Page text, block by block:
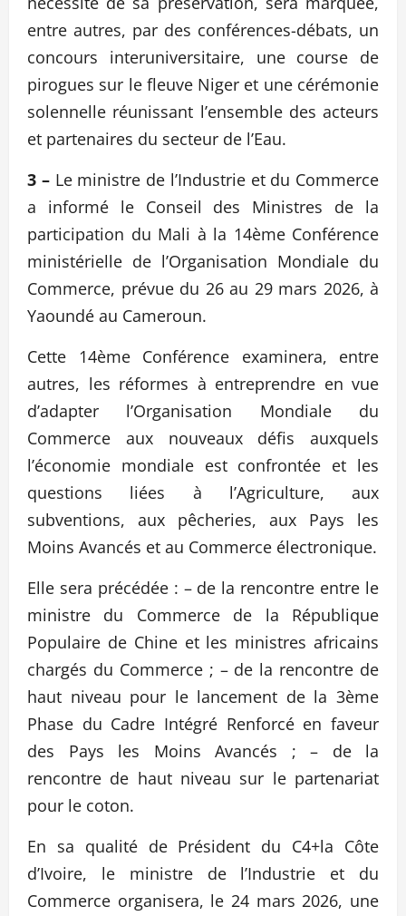
entre autres, par des conférences-débats, un
concours interuniversitaire, une course de
pirogues sur le fleuve Niger et une cérémonie
solennelle réunissant l’ensemble des acteurs
et partenaires du secteur de l’Eau.
3 –Le ministre de l’Industrie et du Commerce
a informé le Conseil des Ministres de la
participation du Mali à la 14ème Conférence
ministérielle de l’Organisation Mondiale du
Commerce, prévue du 26 au 29 mars 2026, à
Yaoundé au Cameroun.
Cette 14ème Conférence examinera, entre
autres, les réformes à entreprendre en vue
d’adapter l’Organisation Mondiale du
Commerce aux nouveaux défis auxquels
l’économie mondiale est confrontée et les
questions liées à l’Agriculture, aux
subventions, aux pêcheries, aux Pays les
Moins Avancés et au Commerce électronique.
Elle sera précédée : – de la rencontre entre le
ministre du Commerce de la République
Populaire de Chine et les ministres africains
chargés du Commerce ; – de la rencontre de
haut niveau pour le lancement de la 3ème
Phase du Cadre Intégré Renforcé en faveur
des Pays les Moins Avancés ; – de la
rencontre de haut niveau sur le partenariat
pour le coton.
En sa qualité de Président du C4+la Côte
d’Ivoire, le ministre de l’Industrie et du
Commerce organisera, le 24 mars 2026, une